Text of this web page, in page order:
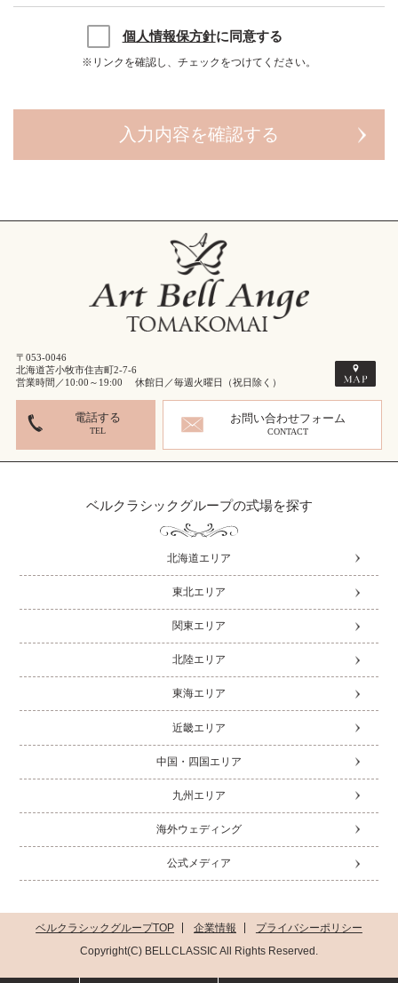
個人情報保方針に同意する
※リンクを確認し、チェックをつけてください。
〒053-0046
北海道苫小牧市住吉町2-7-6
営業時間／10:00～19:00 休館日／毎週火曜日（祝日除く）
電話する
TEL
お問い合わせフォーム
CONTACT
ベルクラシックグループの式場を探す
北海道エリア
東北エリア
関東エリア
北陸エリア
東海エリア
近畿エリア
中国・四国エリア
九州エリア
海外ウェディング
公式メディア
ベルクラシックグループTOP 企業情報
プライバシーポリシー
Copyright(C) BELLCLASSIC All Rights Reserved.